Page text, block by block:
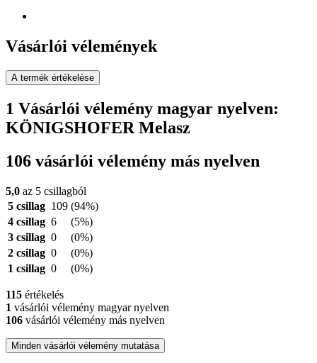
Vásárlói vélemények
A termék értékelése
1 Vásárlói vélemény magyar nyelven:
KÖNIGSHOFER Melasz
106 vásárlói vélemény más nyelven
5,0 az 5 csillagból
5 csillag 109 (94%)
4 csillag 6
(5%)
3 csillag 0
(0%)
2 csillag 0
(0%)
1 csillag 0 (0%)
115 értékelés
1 vásárlói vélemény magyar nyelven
106 vásárlói vélemény más nyelven
Minden vásárlói vélemény mutatása